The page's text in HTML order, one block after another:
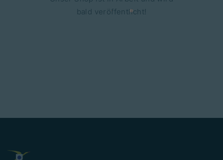
bald veröffentlicht!